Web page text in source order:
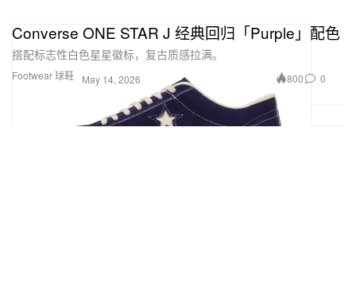
Footwear 球鞋
Converse ONE STAR J 经典回归「Purple」配色
搭配标志性白色星星徽标，复古质感拉满。
May 14, 2026 800 0